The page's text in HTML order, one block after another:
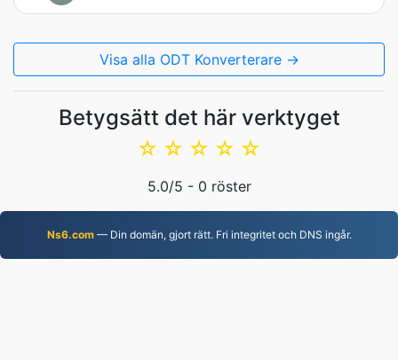
Visa alla ODT Konverterare →
Betygsätt det här verktyget
☆
☆
☆
☆
☆
5.0/5 - 0 röster
Ns6.com— Din domän, gjort rätt. Fri integritet och DNS ingår.